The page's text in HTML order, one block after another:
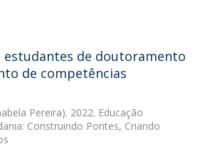
estudantes de doutoramento
de competências
Pereira). 2022. Educação
Construindo Pontes, Criando